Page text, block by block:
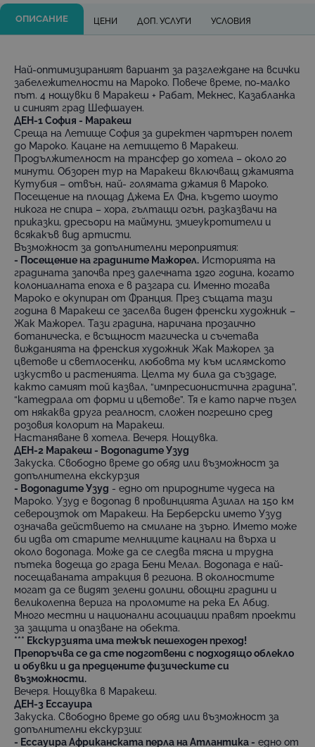
ОПИСАНИЕ ЦЕНИ ДОП. УСЛУГИ УСЛОВИЯ
Най-оптимизираният вариант за разглеждане на всички
забележителности на Мароко. Повече време, по-малко
път. 4 нощувки в Маракеш + Рабат, Мекнес, Казабланка
и синият град Шефшауен.
ДЕН-1 София - Маракеш
Среща на Летище София за директен чартърен полет
до Мароко. Кацане на летището в Маракеш.
Продължителност на трансфер до хотела – около 20
минути. Обзорен тур на Маракеш включващ джамията
Кутубия – отвън, най- голямата джамия в Мароко.
Посещение на площад Джема Ел Фна, където шоуто
никога не спира – хора, гълтащи огън, разказвачи на
приказки, дресьори на маймуни, змиеукротители и
всякакъв вид артисти.
Възможност за допълнителни мероприятия:
- Посещение на градините Мажорел. Историята на
градината започва през далечната 1920 година, когато
колониалната епоха е в разгара си. Именно тогава
Мароко е окупиран от Франция. През същата тази
година в Маракеш се заселва виден френски художник –
Жак Мажорел. Тази градина, наричана прозаично
ботаническа, е всъщност магическа и съчетава
вижданията на френския художник Жак Мажорел за
цветове и светлосенки, любовта му към ислямското
изкуство и растенията. Целта му била да създаде,
както самият той казвал, “импресионистична градина”,
“катедрала от форми и цветове”. Тя е като парче пъзел
от някаква друга реалност, сложен погрешно сред
розовия колорит на Маракеш.
Настаняване в хотела. Вечеря. Нощувка.
ДЕН-2 Маракеш - Водопадите Узуд
Закуска. Свободно време до обяд или възможност за
допълнителнa екскурзия
- Водопадите Узуд - едно от природните чудеса на
Мароко. Узуд е водопад в провинцията Азилал на 150 км
североизток от Маракеш. На Берберски името Узуд
означава действието на смилане на зърно. Името може
би идва от старите мелниците кацнали на върха и
около водопада. Може да се следва тясна и трудна
пътека водеща до града Бени Мелал. Водопада е най-
посещаваната атракция в региона. В околностите
могат да се видят зелени долини, овощни градини и
великолепна верига на проломите на река Ел Абид.
Много местни и национални асоциации правят проекти
за защита и опазване на обекта.
*** Eкскурзията има тежък пешеходен преход!
Препоръчва се да сте подготвени с подходящо облекло
и обувки и да предцените физическите си
възможности.
Вечеря. Нощувка в Маракеш.
ДЕН-3 Ессауира
Закуска. Свободно време до обяд или възможност за
допълнителни екскурзии:
- Ессауира Африканската перла на Атлантика - едно от